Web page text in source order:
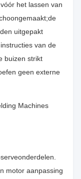
het lassen van
uitgepakt
van de
buizen strikt
geen externe
motor aanpassing